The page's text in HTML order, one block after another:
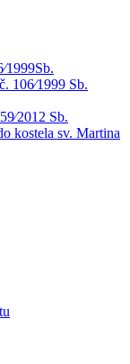
106⁄1999 Sb.
Sb.
kostela sv. Martina